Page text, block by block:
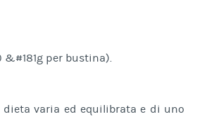
per bustina).
varia ed equilibrata e di uno